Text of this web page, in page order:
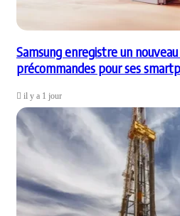
Samsung enregistre un
précommandes pour ses
il y a 1 jour